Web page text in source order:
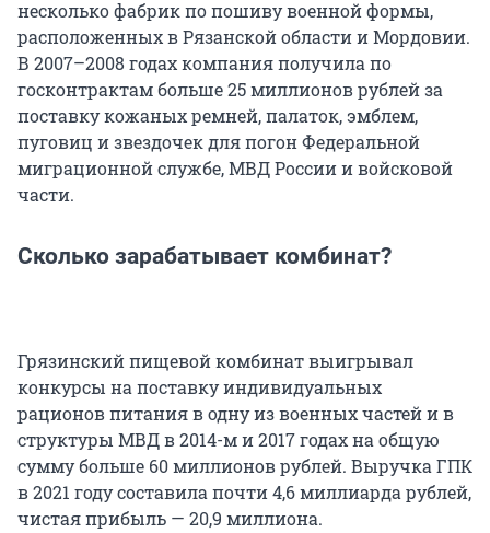
несколько фабрик по пошиву военной формы,
расположенных в Рязанской области и Мордовии.
В 2007–2008 годах компания получила по
госконтрактам больше 25 миллионов рублей за
поставку кожаных ремней, палаток, эмблем,
пуговиц и звездочек для погон Федеральной
миграционной службе, МВД России и войсковой
части.
Сколько зарабатывает комбинат?
Грязинский пищевой комбинат выигрывал
конкурсы на поставку индивидуальных
рационов питания в одну из военных частей и в
структуры МВД в 2014-м и 2017 годах на общую
сумму больше 60 миллионов рублей. Выручка ГПК
в 2021 году составила почти 4,6 миллиарда рублей,
чистая прибыль — 20,9 миллиона.